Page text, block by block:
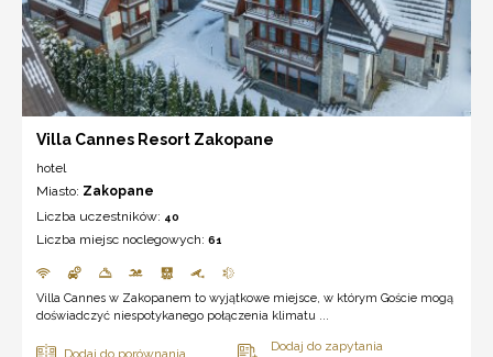
Villa Cannes Resort Zakopane
hotel
Miasto: Zakopane
Liczba uczestników: 40
Liczba miejsc noclegowych: 61
Villa Cannes w Zakopanem to wyjątkowe miejsce, w którym Goście mogą
doświadczyć niespotykanego połączenia klimatu ...